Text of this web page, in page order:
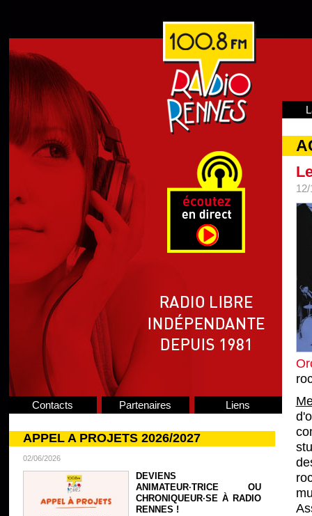
Contacts Partenaires Liens
APPEL A PROJETS 2026/2027
02/06/2026
DEVIENS
ANIMATEUR·TRICE OU
CHRONIQUEUR·SE À RADIO
RENNES !